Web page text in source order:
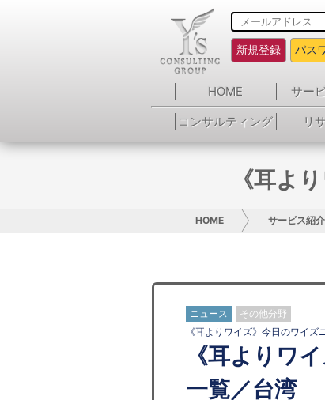
新規登録 パス
HOME サー
コンサルティング
リ
《耳よ
HOME サービス紹
ニュース その他分野
《耳よりワイズ》今日のワイズ
《耳よりワ
一覧／台湾